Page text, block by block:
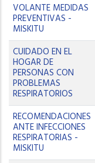
VOLANTE MEDIDAS
PREVENTIVAS -
MISKITU
CUIDADO EN EL
HOGAR DE
PERSONAS CON
PROBLEMAS
RESPIRATORIOS
RECOMENDACIONES
ANTE INFECCIONES
RESPIRATORIAS -
MISKITU